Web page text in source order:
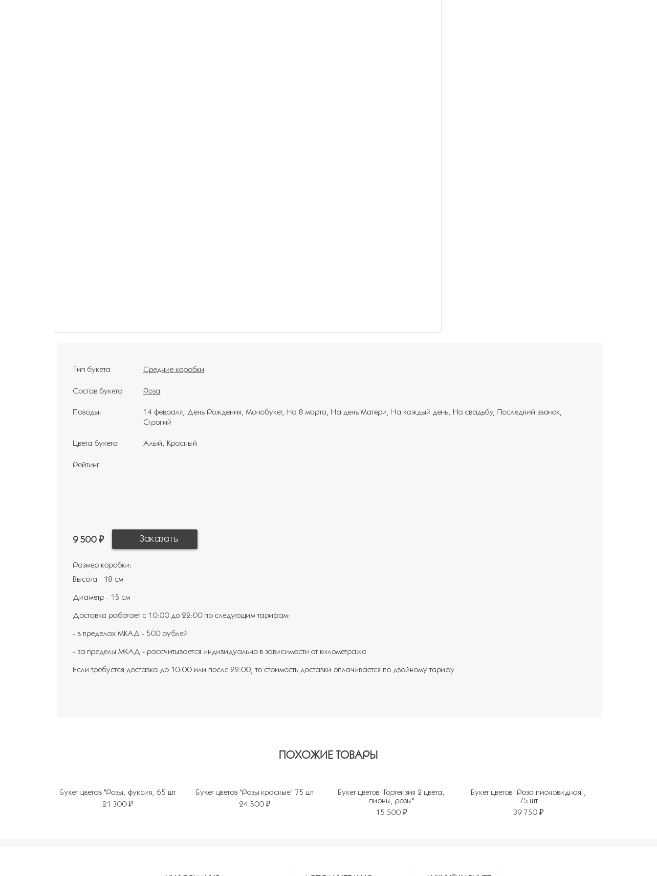
Тип букета Средние коробки
Состав букета Роза
Поводы: 14 февраля День Рождения Монобукет На 8 марта На день Матери На каждый день На свадьбу
Последний звонок
Строгий
Цвета букета Алый Красный
Рейтинг
9 500 ₽
Размер коробки:
Высота - 18 см
Диаметр - 15 см
Доставка работает с 10:00 до 22:00 по следующим тарифам:
- в пределах МКАД - 500 рублей
- за пределы МКАД - рассчитывается индивидуально в зависимости от километража
Если требуется доставка до 10:00 или после 22:00, то стоимость доставки оплачивается по двойному тарифу
ПОХОЖИЕ ТОВАРЫ
Букет цветов "Розы, фуксия, 65 шт
21 300 ₽
Букет цветов "Розы красные" 75 шт
24 500 ₽
Букет цветов "Гортензия 2 цвета,
пионы, розы"
15 500 ₽
Букет цветов "Роза пионовидная",
75 шт
39 750 ₽